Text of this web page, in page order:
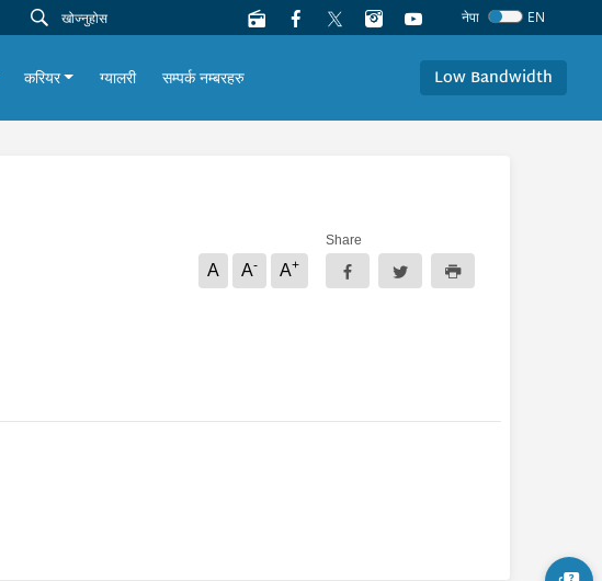
नेपा EN
करियर ग्यालरी सम्पर्क नम्बरहरु Low Bandwidth
A A- A+
Share